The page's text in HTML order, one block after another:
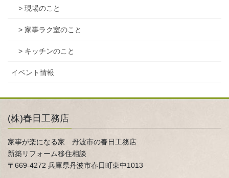
> 現場のこと
> 家事ラク室のこと
> キッチンのこと
イベント情報
(株)春日工務店
家事が楽になる家 丹波市の春日工務店
新築リフォーム移住相談
〒669-4272 兵庫県丹波市春日町東中1013